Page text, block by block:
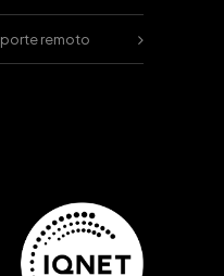
remoto